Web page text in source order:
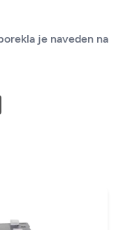
je naveden na